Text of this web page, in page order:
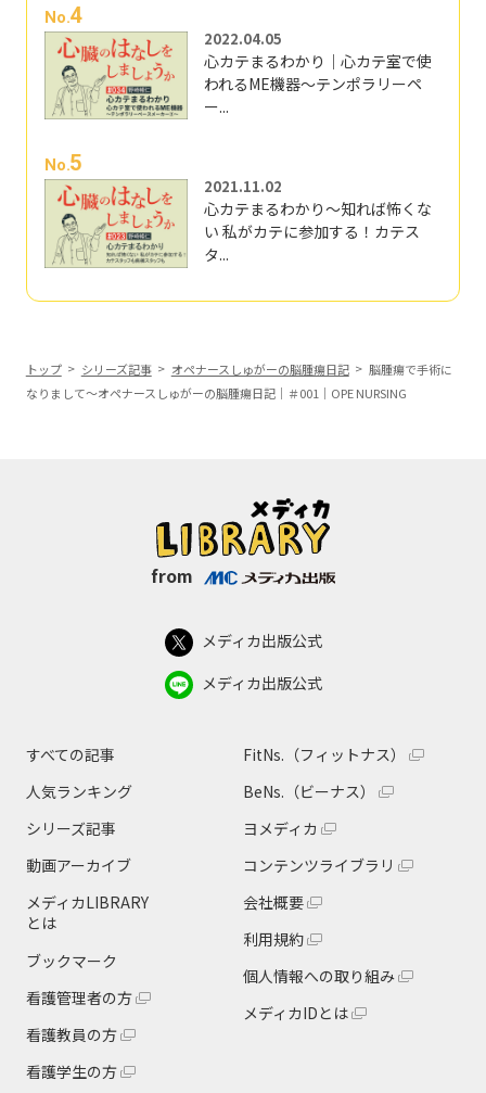
No.4
2022.04.05
心カテまるわかり｜心カテ室で使
われるME機器～テンポラリーペ
ー...
No.5
2021.11.02
心カテまるわかり～知れば怖くな
い 私がカテに参加する！カテス
タ...
トップ シリーズ記事 オペナースしゅがーの脳腫瘍日記
脳腫瘍で手術に
なりまして～オペナースしゅがーの脳腫瘍日記｜＃001｜OPE NURSING
from
メディカ出版公式
メディカ出版公式
すべての記事
人気ランキング
シリーズ記事
動画アーカイブ
メディカLIBRARY
とは
ブックマーク
看護管理者の方
看護教員の方
看護学生の方
FitNs.（フィットナス）
BeNs.（ビーナス）
ヨメディカ
コンテンツライブラリ
会社概要
利用規約
個人情報への取り組み
メディカIDとは